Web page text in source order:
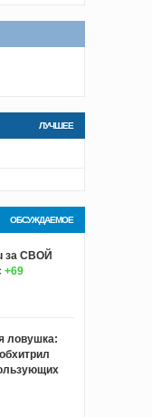
ЛУЧШЕЕ
ОБСУЖДАЕМОЕ
за СВОЙ
+69
ловушка: